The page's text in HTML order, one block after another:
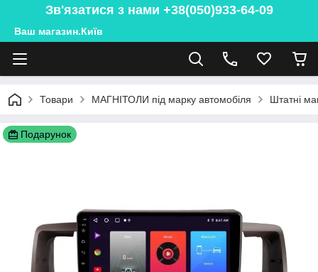
Зв'язатися з нами +38(050)933-64-09
Ваш магазин.Київ
Товари МАГНІТОЛИ під марку автомобіля Штатні
Подарунок